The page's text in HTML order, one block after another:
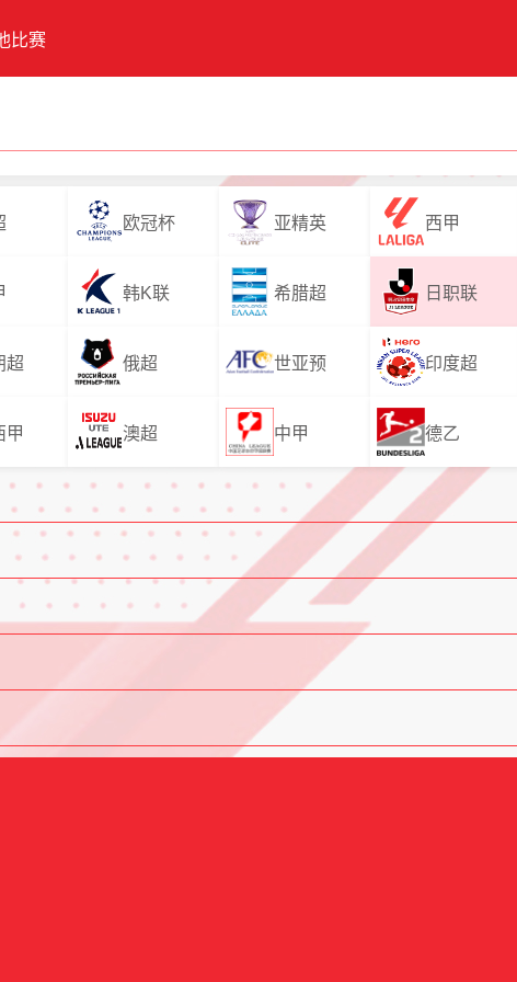
比赛
欧冠杯 亚精英 西甲
韩K联 希腊超 日职联
超 俄超 世亚预 印度超
甲 澳超 中甲 德乙